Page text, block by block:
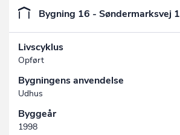
Bygning 16 - Søndermarksvej 1
Livscyklus
Opført
Bygningens anvendelse
Udhus
Byggeår
1998